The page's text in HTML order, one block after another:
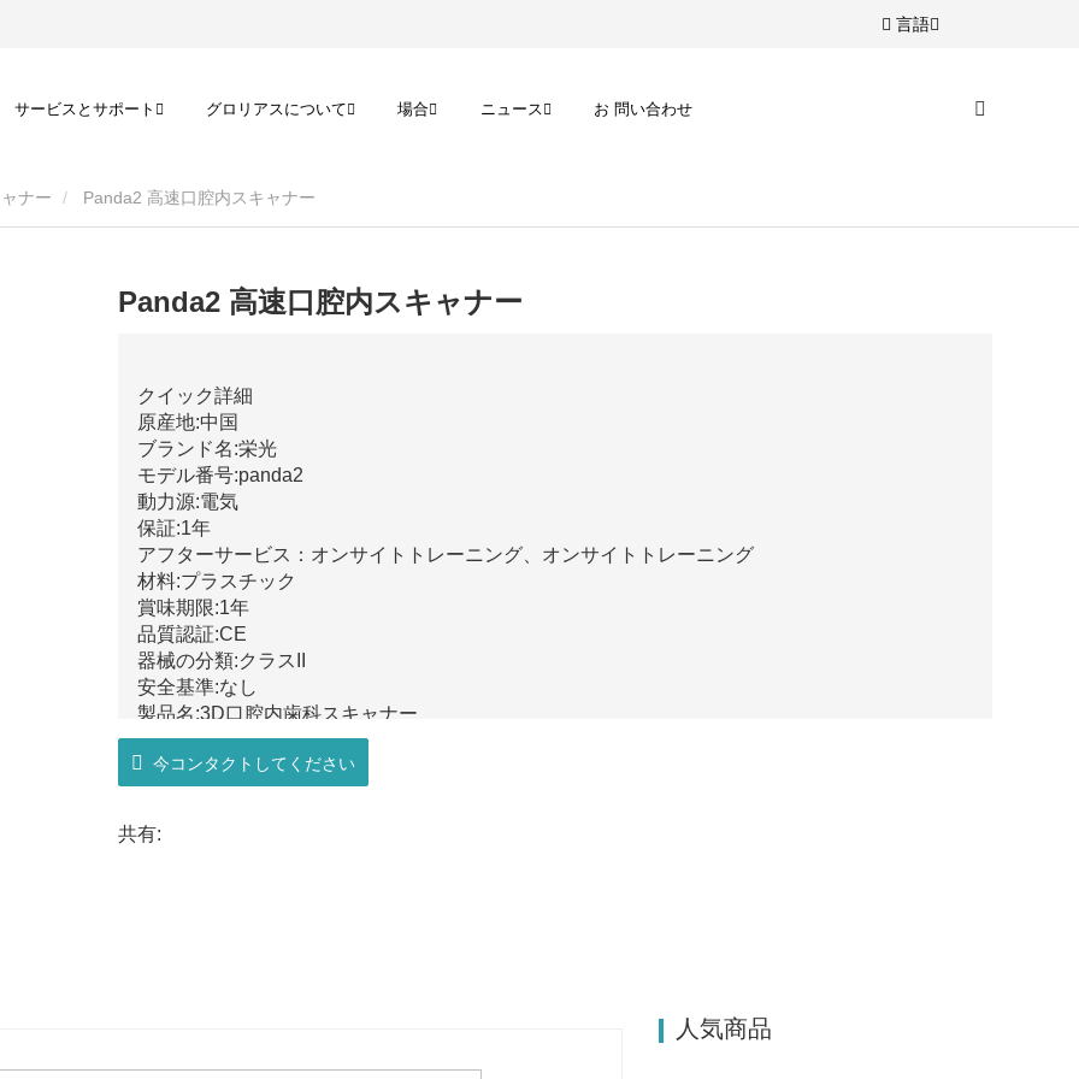
言語
サービスとサポート グロリアスについて 場合 ニュース お 問い合わせ
ナー Panda2 高速口腔内スキャナー
Panda2 高速口腔内スキャナー
クイック詳細
原産地:中国
ブランド名:栄光
モデル番号:panda2
動力源:電気
保証:1年
アフターサービス：オンサイトトレーニング、オンサイトトレーニング
材料:プラスチック
賞味期限:1年
品質認証:CE
器械の分類:クラスII
安全基準:なし
製品名:3D口腔内歯科スキャナー
出力:STL、PLY、PTY
顎全体のスキャン時間:<5 分
インターフェース:USB3.0
用途:印象/咬合器/金型
今コンタクトしてください
共有:
人気商品